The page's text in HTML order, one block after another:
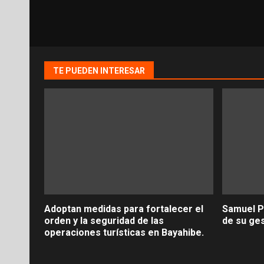
TE PUEDEN INTERESAR
Adoptan medidas para fortalecer el
orden y la seguridad de las
operaciones turísticas en Bayahibe.
Samuel
de su